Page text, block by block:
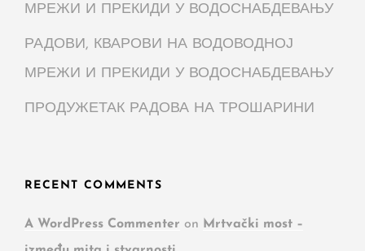
МРЕЖИ И ПРЕКИДИ У ВОДОСНАБДЕВАЊУ
РАДОВИ, КВАРОВИ НА ВОДОВОДНОЈ
МРЕЖИ И ПРЕКИДИ У ВОДОСНАБДЕВАЊУ
ПРОДУЖЕТАК РАДОВА НА ТРОШАРИНИ
RECENT COMMENTS
A WordPress Commenter on Mrtvački most –